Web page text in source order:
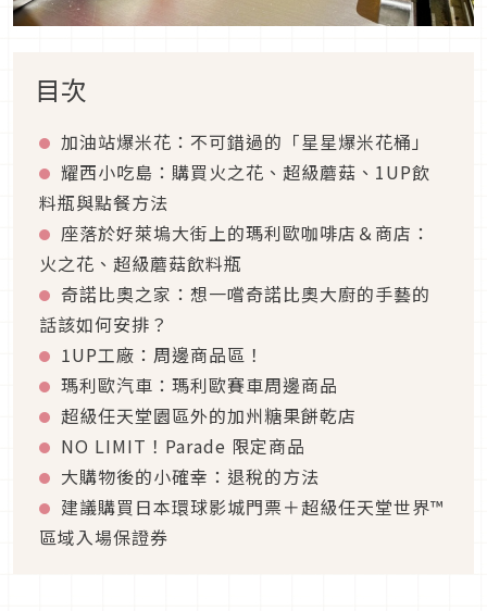
目次
加油站爆米花：不可錯過的「星星爆米花桶」
耀西小吃島：購買火之花、超級蘑菇、1UP飲
料瓶與點餐方法
座落於好萊塢大街上的瑪利歐咖啡店＆商店：
火之花、超級蘑菇飲料瓶
奇諾比奧之家：想一嚐奇諾比奧大廚的手藝的
話該如何安排？
1UP工廠：周邊商品區！
瑪利歐汽車：瑪利歐賽車周邊商品
超級任天堂園區外的加州糖果餅乾店
NO LIMIT！Parade 限定商品
大購物後的小確幸：退稅的方法
建議購買日本環球影城門票＋超級任天堂世界™
區域入場保證券